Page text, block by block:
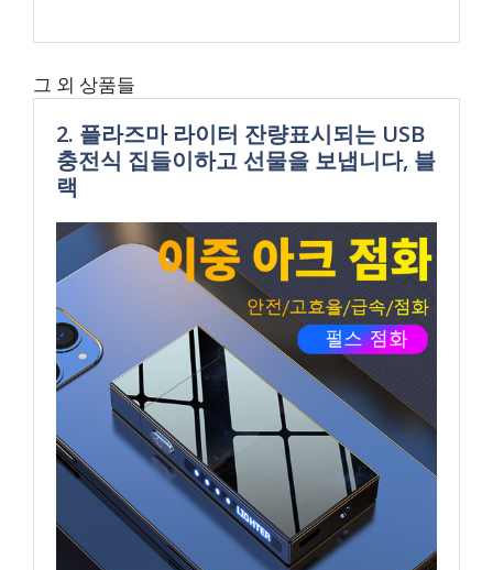
그 외 상품들
2. 플라즈마 라이터 잔량표시되는 USB
충전식 집들이하고 선물을 보냅니다, 블
랙